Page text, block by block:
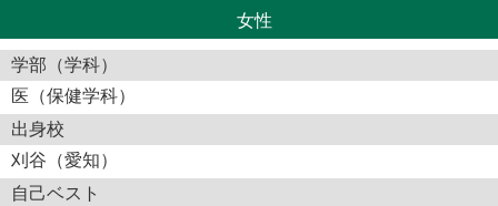
女性
学部（学科）
医（保健学科）
出身校
刈谷（愛知）
自己ベスト